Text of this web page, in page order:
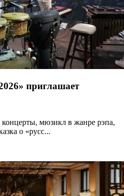
приглашает
мюзикл в жанре рэпа,
о «русс...